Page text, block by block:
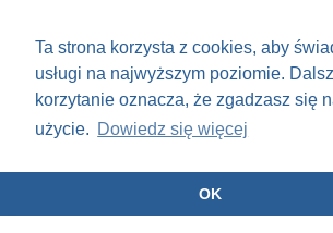
Ta strona korzysta z cookies, aby
usługi na najwyższym poziomie.
korzytanie oznacza, że zgadzasz się
użycie. Dowiedz się więcej
OK